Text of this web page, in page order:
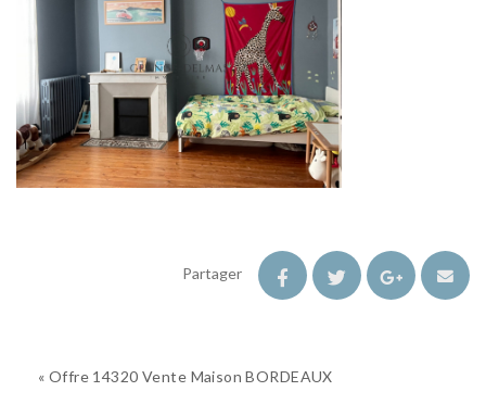
Partager
« Offre 14320 Vente Maison BORDEAUX